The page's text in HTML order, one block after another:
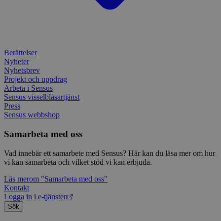
Berättelser
Nyheter
Nyhetsbrev
Projekt och uppdrag
Arbeta i Sensus
Sensus visselblåsartjänst
Press
Sensus webbshop
Samarbeta med oss
Vad innebär ett samarbete med Sensus? Här kan du läsa mer om hur
vi kan samarbeta och vilket stöd vi kan erbjuda.
Läs merom "Samarbeta med oss"
Kontakt
Logga in i e-tjänsten
Sök